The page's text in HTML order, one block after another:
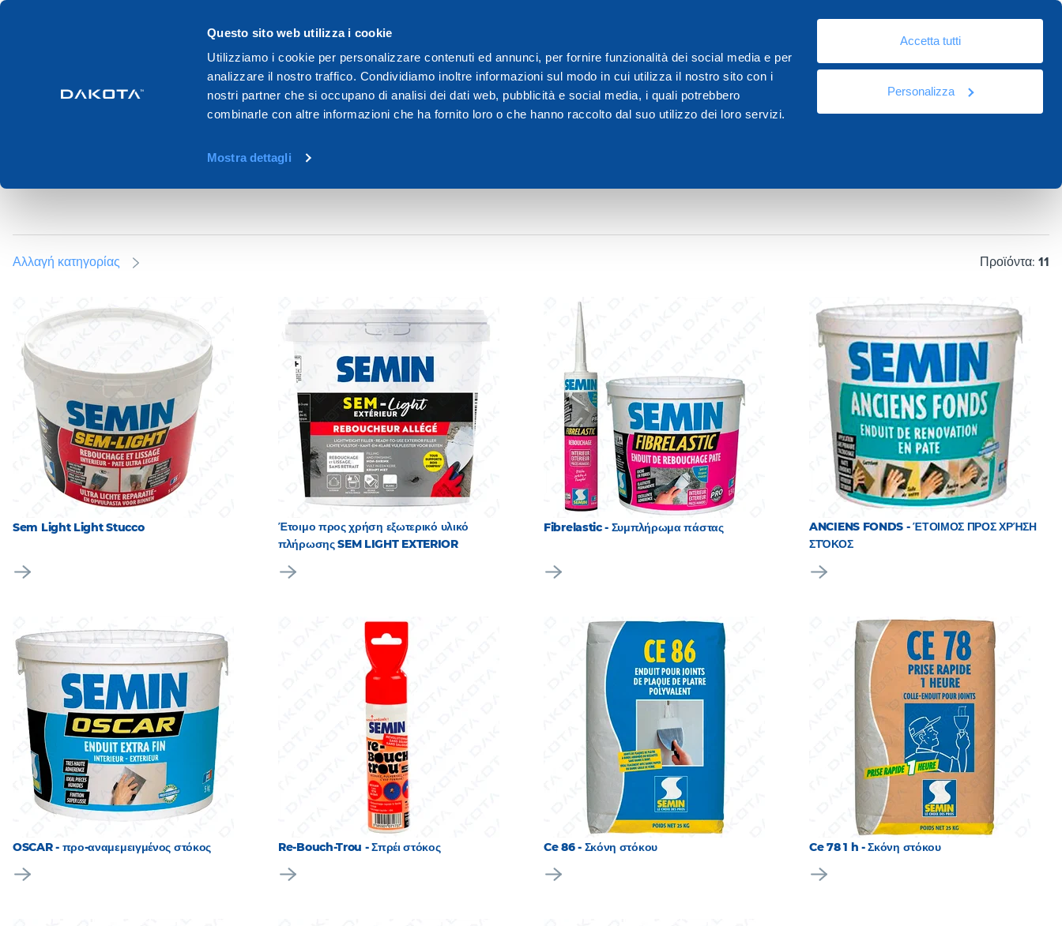
Questo sito web utilizza i cookie
Utilizziamo i cookie per personalizzare contenuti ed annunci, per fornire funzionalità dei social media e per
analizzare il nostro traffico. Condividiamo inoltre informazioni sul modo in cui utilizza il nostro sito con i
nostri partner che si occupano di analisi dei dati web, pubblicità e social media, i quali potrebbero
combinarle con altre informazioni che ha fornito loro o che hanno raccolto dal suo utilizzo dei loro servizi.
Mostra dettagli
Accetta tutti
Personalizza
Proionta Chartis Iliko plirwseos gypsosanidon
ΥΛΙΚΌ ΠΛΉΡΩΣΗΣ ΓΥΨΟΣΑΝΊΔΩΝ
Αλλαγή κατηγορίας Προϊόντα: 11
Sem Light Light Stucco
Έτοιμο προς χρήση εξωτερικό υλικό
πλήρωσης SEM LIGHT EXTERIOR
Fibrelastic - Συμπλήρωμα πάστας
ANCIENS FONDS - ΈΤΟΙΜΟΣ ΠΡΟΣ ΧΡΉΣΗ
ΣΤΌΚΟΣ
OSCAR - προ-αναμεμειγμένος στόκος Re-Bouch-Trou - Σπρέι στόκος Ce 86 - Σκόνη στόκου Ce 78 1 h - Σκόνη στόκου